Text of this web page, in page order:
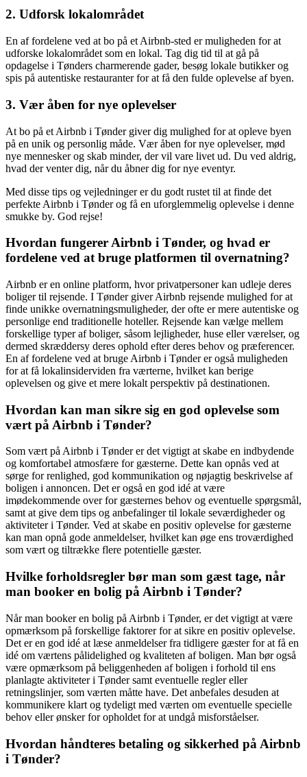
2. Udforsk lokalområdet
En af fordelene ved at bo på et Airbnb-sted er muligheden for at
udforske lokalområdet som en lokal. Tag dig tid til at gå på
opdagelse i Tønders charmerende gader, besøg lokale butikker og
spis på autentiske restauranter for at få den fulde oplevelse af byen.
3. Vær åben for nye oplevelser
At bo på et Airbnb i Tønder giver dig mulighed for at opleve byen
på en unik og personlig måde. Vær åben for nye oplevelser, mød
nye mennesker og skab minder, der vil vare livet ud. Du ved aldrig,
hvad der venter dig, når du åbner dig for nye eventyr.
Med disse tips og vejledninger er du godt rustet til at finde det
perfekte Airbnb i Tønder og få en uforglemmelig oplevelse i denne
smukke by. God rejse!
Hvordan fungerer Airbnb i Tønder, og hvad er
fordelene ved at bruge platformen til overnatning?
Airbnb er en online platform, hvor privatpersoner kan udleje deres
boliger til rejsende. I Tønder giver Airbnb rejsende mulighed for at
finde unikke overnatningsmuligheder, der ofte er mere autentiske og
personlige end traditionelle hoteller. Rejsende kan vælge mellem
forskellige typer af boliger, såsom lejligheder, huse eller værelser, og
dermed skræddersy deres ophold efter deres behov og præferencer.
En af fordelene ved at bruge Airbnb i Tønder er også muligheden
for at få lokalinsiderviden fra værterne, hvilket kan berige
oplevelsen og give et mere lokalt perspektiv på destinationen.
Hvordan kan man sikre sig en god oplevelse som
vært på Airbnb i Tønder?
Som vært på Airbnb i Tønder er det vigtigt at skabe en indbydende
og komfortabel atmosfære for gæsterne. Dette kan opnås ved at
sørge for renlighed, god kommunikation og nøjagtig beskrivelse af
boligen i annoncen. Det er også en god idé at være
imødekommende over for gæsternes behov og eventuelle spørgsmål,
samt at give dem tips og anbefalinger til lokale seværdigheder og
aktiviteter i Tønder. Ved at skabe en positiv oplevelse for gæsterne
kan man opnå gode anmeldelser, hvilket kan øge ens troværdighed
som vært og tiltrække flere potentielle gæster.
Hvilke forholdsregler bør man som gæst tage, når
man booker en bolig på Airbnb i Tønder?
Når man booker en bolig på Airbnb i Tønder, er det vigtigt at være
opmærksom på forskellige faktorer for at sikre en positiv oplevelse.
Det er en god idé at læse anmeldelser fra tidligere gæster for at få en
idé om værtens pålidelighed og kvaliteten af boligen. Man bør også
være opmærksom på beliggenheden af boligen i forhold til ens
planlagte aktiviteter i Tønder samt eventuelle regler eller
retningslinjer, som værten måtte have. Det anbefales desuden at
kommunikere klart og tydeligt med værten om eventuelle specielle
behov eller ønsker for opholdet for at undgå misforståelser.
Hvordan håndteres betaling og sikkerhed på Airbnb
i Tønder?